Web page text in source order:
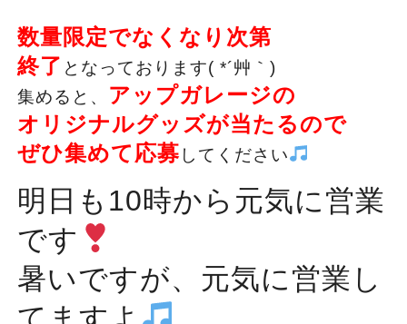
数量限定でなくなり次第
終了 となっております( *´艸｀)
集めると、 アップガレージの
オリジナルグッズが当たるので
ぜひ集めて応募 してください
明日も10時から元気に営業
です
暑いですが、元気に営業し
てますよ